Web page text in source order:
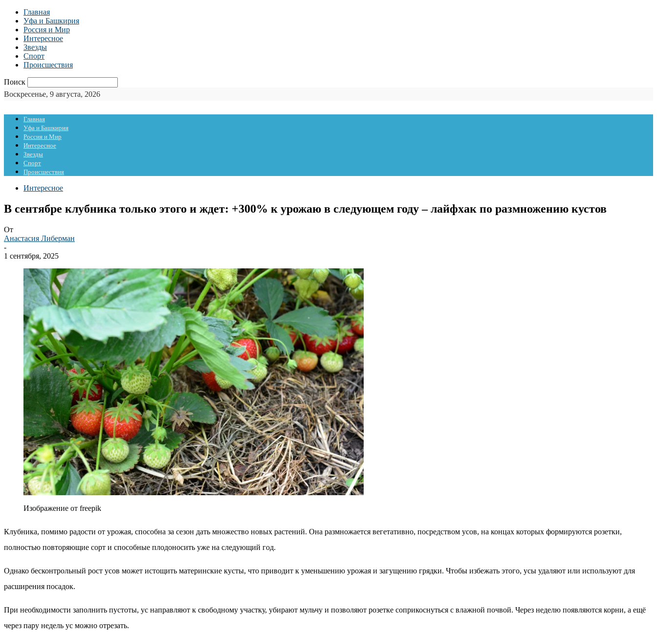
Главная
Уфа и Башкирия
Россия и Мир
Интересное
Звезды
Спорт
Происшествия
Поиск
Воскресенье, 9 августа, 2026
Главная
Уфа и Башкирия
Россия и Мир
Интересное
Звезды
Спорт
Происшествия
Интересное
В сентябре клубника только этого и ждет: +300% к урожаю в следующем году – лайфхак по размножению кустов
От
Анастасия Либерман
-
1 сентября, 2025
Изображение от freepik
Клубника, помимо радости от урожая, способна за сезон дать множество новых растений. Она размножается вегетативно, посредством усов, на концах которых формируются розетки,
полностью повторяющие сорт и способные плодоносить уже на следующий год.
Однако бесконтрольный рост усов может истощить материнские кусты, что приводит к уменьшению урожая и загущению грядки. Чтобы избежать этого, усы удаляют или используют для
расширения посадок.
При необходимости заполнить пустоты, ус направляют к свободному участку, убирают мульчу и позволяют розетке соприкоснуться с влажной почвой. Через неделю появляются корни, а ещё
через пару недель ус можно отрезать.